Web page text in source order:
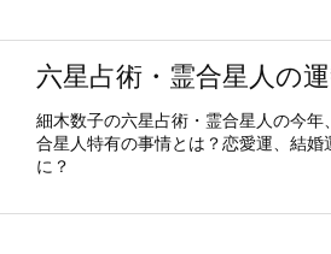
六星占術・霊合星人の
細木数子の六星占術・霊合星人の今
合星人特有の事情とは？恋愛運、結
に？